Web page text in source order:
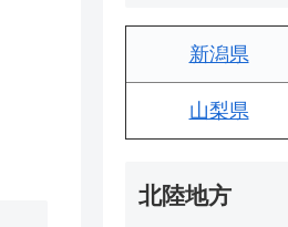
新潟県
山梨県
北陸地方